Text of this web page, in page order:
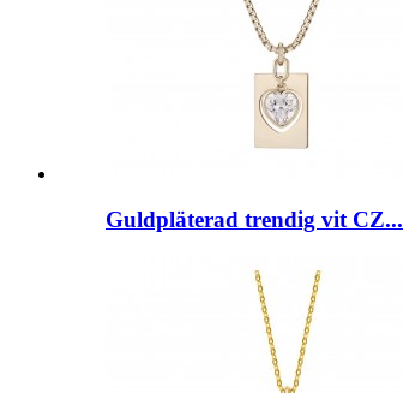
Guldpläterad trendig vit CZ...